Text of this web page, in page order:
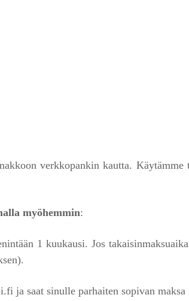
verkkopankin kautta.
myöhemmin:
1 kuukausi. Jos
ja saat sinulle parhaiten sopivan